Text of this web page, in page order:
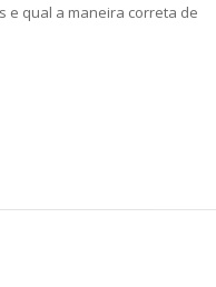
e qual a maneira correta de